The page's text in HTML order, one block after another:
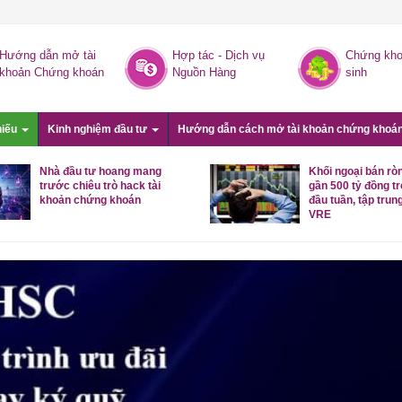
Hướng dẫn mở tài
khoản Chứng khoán
Hợp tác - Dịch vụ
Nguồn Hàng
Chứng
sinh
Kinh nghiệm đầu tư Hướng dẫn cách mở tài khoản chứng
Nhà đầu tư hoang mang
trước chiêu trò hack tài
khoản chứng khoán
Khối ngoại bán
gần 500 tỷ đồng
đầu tuần, tập
VRE